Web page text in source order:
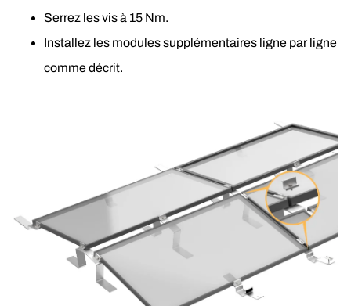
Serrez les vis à 15 Nm.
Installez les modules supplémentaires ligne par ligne
comme décrit.